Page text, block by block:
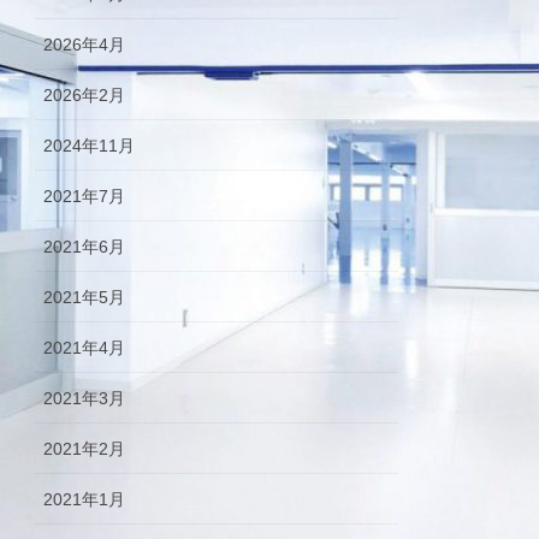
2026年4月
2026年2月
2024年11月
2021年7月
2021年6月
2021年5月
2021年4月
2021年3月
2021年2月
2021年1月